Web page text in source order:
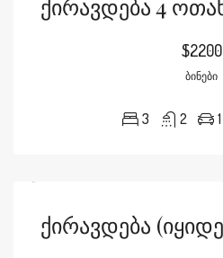
$2200
ᲑᲘᲜᲔᲑᲘ
3 2 1